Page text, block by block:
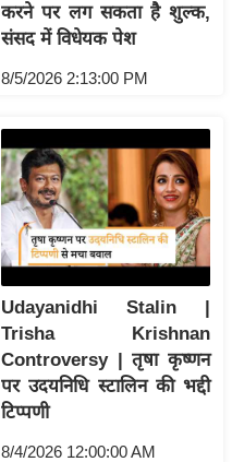
करने पर लग सकता है शुल्क,
संसद में विधेयक पेश
8/5/2026 2:13:00 PM
Udayanidhi Stalin |
Trisha Krishnan
Controversy | तृषा कृष्णन
पर उदयनिधि स्टालिन की भद्दी
टिप्पणी
8/4/2026 12:00:00 AM